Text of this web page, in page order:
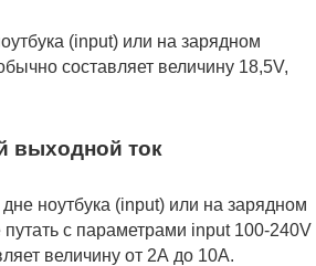
(input) или на зарядном
составляет величину 18,5V,
выходной ток
ноутбука (input) или на зарядном
путать с параметрами input 100-240V
величину от 2А до 10A.